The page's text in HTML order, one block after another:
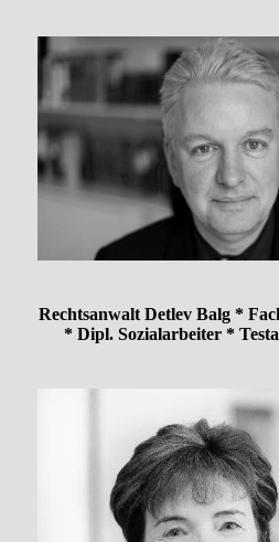
Rechtsanwalt Detlev Balg *
* Dipl. Sozialarbeiter *